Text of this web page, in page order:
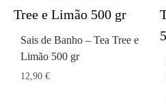
Sais de Banho – Tea Tree e
Limão 500 gr
12,90 €